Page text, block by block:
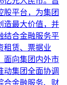
股平台，为集团
造最大价值，并
结合金融服务平
租赁、票据业
面向集团内外市
动集团全面协调
合金融服务、财